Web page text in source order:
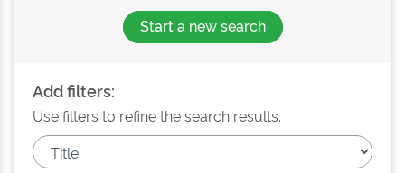
Start a new search
Add filters:
Use filters to refine the search results.